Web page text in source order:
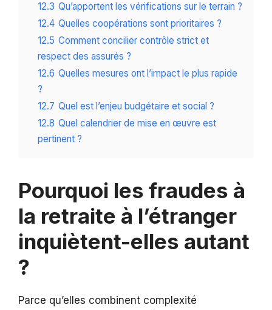
12.3 Qu’apportent les vérifications sur le terrain ?
12.4 Quelles coopérations sont prioritaires ?
12.5 Comment concilier contrôle strict et
respect des assurés ?
12.6 Quelles mesures ont l’impact le plus rapide
?
12.7 Quel est l’enjeu budgétaire et social ?
12.8 Quel calendrier de mise en œuvre est
pertinent ?
Pourquoi les fraudes à
la retraite à l’étranger
inquiètent-elles autant
?
Parce qu’elles combinent complexité